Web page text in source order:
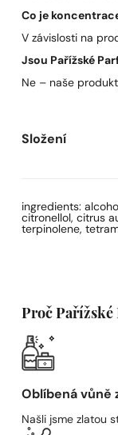
Co je
V závislosti na
Jsou Pařížské
Ne – naše
Složení
ingredients:
citronellol, citrus
terpinolene,
Proč Pařížské
Oblíbená vůně
Našli jsme zlatou